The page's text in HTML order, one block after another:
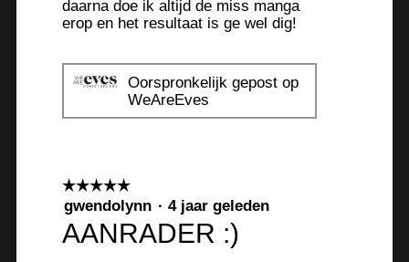
t
e
m
a
a
d
daarna doe ik altijd de miss manga
erop en het resultaat is ge wel dig!
Oorspronkelijk gepost op
WeAreEves
☆☆☆☆☆
☆☆☆☆☆
5
5
gwendolynn · 4 jaar geleden
AANRADER :)